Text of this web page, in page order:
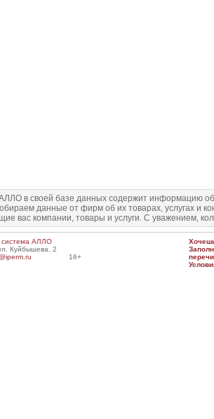
в своей базе данных содержит информацию
данные от фирм об их товарах, услугах и
вас компании, товары и услуги. С уважением,
система АЛЛО
Куйбышева, 2
16+